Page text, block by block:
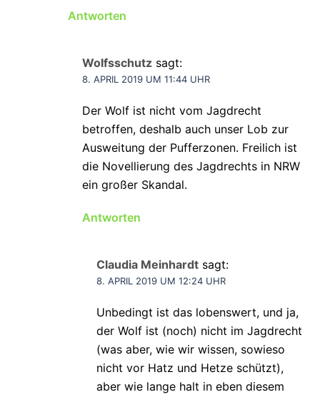
Antworten
Wolfsschutz sagt:
8. APRIL 2019 UM 11:44 UHR
Der Wolf ist nicht vom Jagdrecht
betroffen, deshalb auch unser Lob zur
Ausweitung der Pufferzonen. Freilich ist
die Novellierung des Jagdrechts in NRW
ein großer Skandal.
Antworten
Claudia Meinhardt sagt:
8. APRIL 2019 UM 12:24 UHR
Unbedingt ist das lobenswert, und ja,
der Wolf ist (noch) nicht im Jagdrecht
(was aber, wie wir wissen, sowieso
nicht vor Hatz und Hetze schützt),
aber wie lange halt in eben diesem